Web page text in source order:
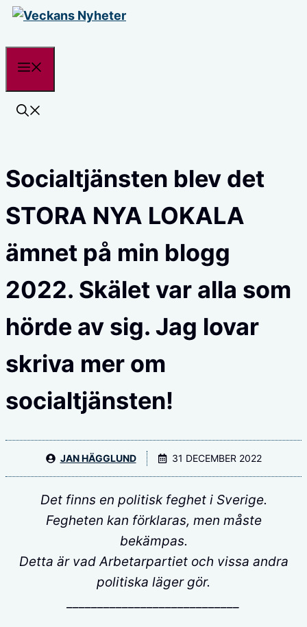
Hoppa
Socialtjänsten blev det
STORA NYA LOKALA
ämnet på min blogg
2022. Skälet var alla som
hörde av sig. Jag lovar
skriva mer om
socialtjänsten!
JAN HÄGGLUND 31 DECEMBER 2022
Det finns en politisk feghet i Sverige.
Fegheten kan förklaras, men måste
bekämpas.
Detta är vad Arbetarpartiet och vissa andra
politiska läger gör.